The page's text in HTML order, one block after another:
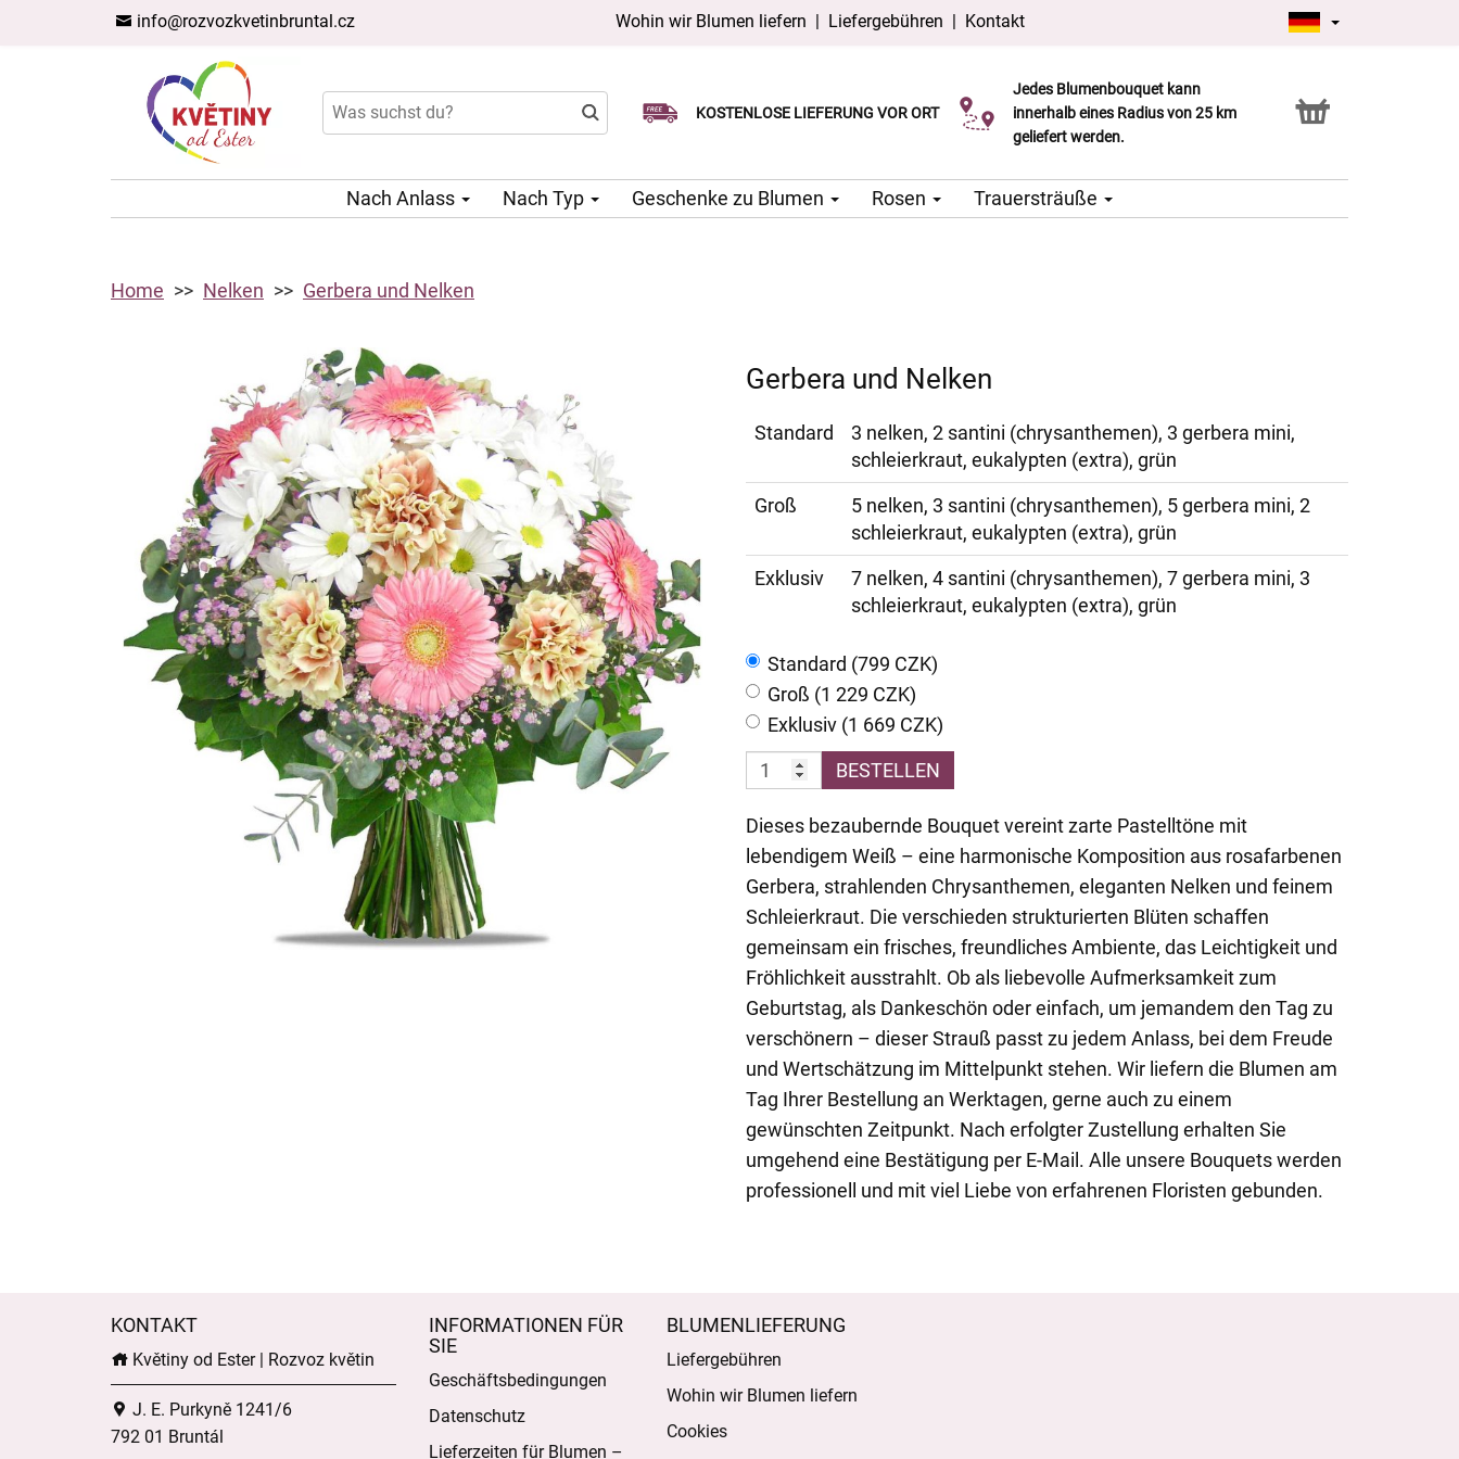
info@rozvozkvetinbruntal.cz Wohin wir Blumen liefern | Liefergebühren | Kontakt
KOSTENLOSE LIEFERUNG VOR ORT
Lieferung am selben Tag möglich
Wählen Sie Ihr Lieferdatum
Jedes Blumenbouquet kann
innerhalb eines Radius von 25 km
geliefert werden.
Click & Collect Service
Nach Anlass Nach Typ Geschenke zu Blumen Rosen Trauersträuße
Home Nelken Gerbera und Nelken
Gerbera und Nelken
Standard
3 nelken, 2 santini (chrysanthemen), 3 gerbera mini,
schleierkraut, eukalypten (extra), grün
Groß
5 nelken, 3 santini (chrysanthemen), 5 gerbera mini, 2
schleierkraut, eukalypten (extra), grün
Exklusiv
7 nelken, 4 santini (chrysanthemen), 7 gerbera mini, 3
schleierkraut, eukalypten (extra), grün
Standard (799 CZK)
Groß (1 229 CZK)
Exklusiv (1 669 CZK)
BESTELLEN
Dieses bezaubernde Bouquet vereint zarte Pastelltöne mit
lebendigem Weiß – eine harmonische Komposition aus rosafarbenen
Gerbera, strahlenden Chrysanthemen, eleganten Nelken und feinem
Schleierkraut. Die verschieden strukturierten Blüten schaffen
gemeinsam ein frisches, freundliches Ambiente, das Leichtigkeit und
Fröhlichkeit ausstrahlt. Ob als liebevolle Aufmerksamkeit zum
Geburtstag, als Dankeschön oder einfach, um jemandem den Tag zu
verschönern – dieser Strauß passt zu jedem Anlass, bei dem Freude
und Wertschätzung im Mittelpunkt stehen. Wir liefern die Blumen am
Tag Ihrer Bestellung an Werktagen, gerne auch zu einem
gewünschten Zeitpunkt. Nach erfolgter Zustellung erhalten Sie
umgehend eine Bestätigung per E-Mail. Alle unsere Bouquets werden
professionell und mit viel Liebe von erfahrenen Floristen gebunden.
KONTAKT
Květiny od Ester | Rozvoz květin
J. E. Purkyně 1241/6
792 01 Bruntál
INFORMATIONEN FÜR
SIE
Geschäftsbedingungen
Datenschutz
Lieferzeiten für Blumen –
BLUMENLIEFERUNG
Liefergebühren
Wohin wir Blumen liefern
Cookies